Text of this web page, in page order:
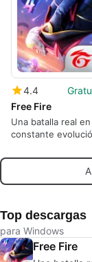
4.4
Free Fire
Una batalla real en
constante
Top descargas
para Windows
Free Fire